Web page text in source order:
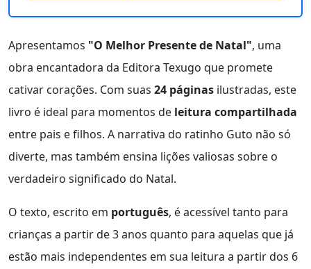
Apresentamos "O Melhor Presente de Natal", uma
obra encantadora da Editora Texugo que promete
cativar corações. Com suas 24 páginas ilustradas, este
livro é ideal para momentos de leitura compartilhada
entre pais e filhos. A narrativa do ratinho Guto não só
diverte, mas também ensina lições valiosas sobre o
verdadeiro significado do Natal.
O texto, escrito em português, é acessível tanto para
crianças a partir de 3 anos quanto para aquelas que já
estão mais independentes em sua leitura a partir dos 6